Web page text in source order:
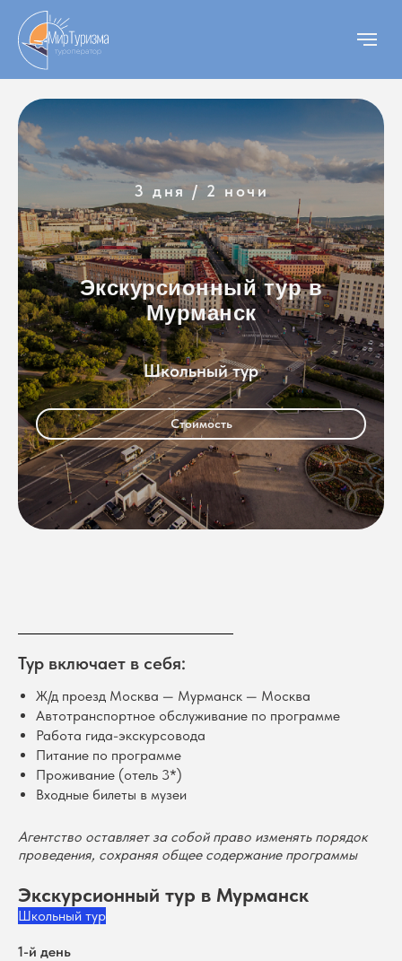
3 дня / 2 ночи
Экскурсионный тур в
Мурманск
Школьный тур
Стоимость
Тур включает в себя:
Ж/д проезд Москва — Мурманск — Москва
Автотранспортное обслуживание по программе
Работа гида-экскурсовода
Питание по программе
Проживание (отель 3*)
Входные билеты в музеи
Агентство оставляет за собой право изменять порядок
проведения, сохраняя общее содержание программы
Экскурсионный тур в Мурманск
Школьный тур
1-й день